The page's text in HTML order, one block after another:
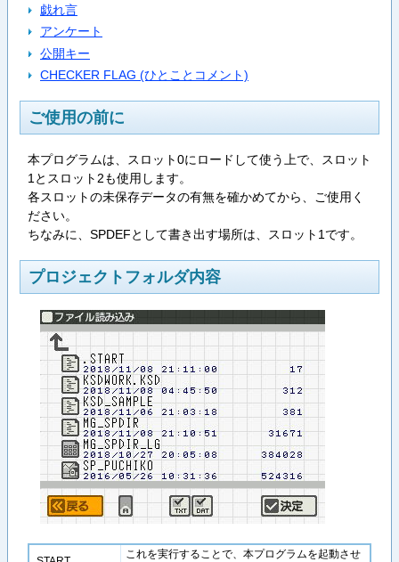
戯れ言
アンケート
公開キー
CHECKER FLAG (ひとことコメント)
ご使用の前に
本プログラムは、スロット0にロードして使う上で、スロット
1とスロット2も使用します。
各スロットの未保存データの有無を確かめてから、ご使用く
ださい。
ちなみに、SPDEFとして書き出す場所は、スロット1です。
プロジェクトフォルダ内容
これを実行することで、本プログラムを起動させ